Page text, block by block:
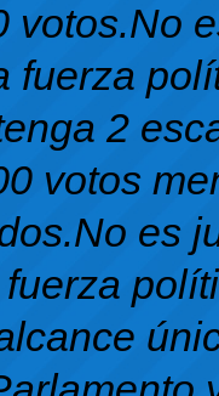
votos.No
fuerza
2
votos
es